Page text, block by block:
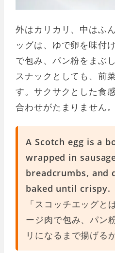
外はカリカリ、中はふ
ッグは、ゆで卵を味付
で包み、パン粉をまぶ
スナックとしても、前
す。サクサクとした食
合わせがたまりません。
A Scotch egg is a
wrapped in
breadcrumbs, and
baked until crispy.
「スコッチエッグと
ージ肉で包み、パン
リになるまで揚げる